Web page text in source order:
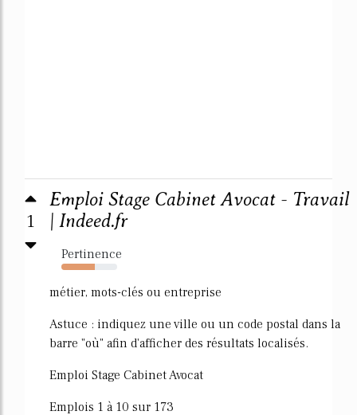
1
Emploi Stage Cabinet Avocat - Travail
| Indeed.fr
Pertinence
60%
métier, mots-clés ou entreprise
Astuce : indiquez une ville ou un code postal dans la
barre "où" afin d'afficher des résultats localisés.
Emploi Stage Cabinet Avocat
Emplois 1 à 10 sur 173